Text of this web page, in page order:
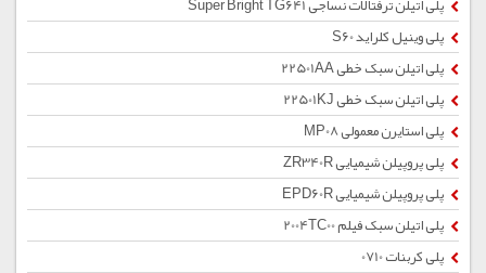
پلی وینیل کلراید S60
پلی اتیلن سبک خطی 22501AA
پلی اتیلن سبک خطی 22501KJ
پلی استایرن معمولی MP08
پلی پروپیلن شیمیایی ZR340R
پلی پروپیلن شیمیایی EPD60R
پلی اتیلن سبک فیلم 2004TC00
پلی کربنات 0710